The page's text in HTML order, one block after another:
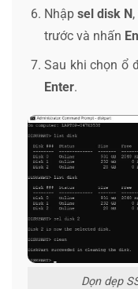
Nhập sel disk N
trước và nhấn
Sau khi chọn ổ
Enter.
Dọn dẹp